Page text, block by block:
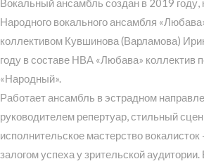
Вокальный ансамбль создан в 2019 году,
Народного вокального ансамбля
коллективом Кувшинова (Варламова)
году в составе НВА «Любава» коллектив
«Народный».
Работает ансамбль в эстрадном
руководителем репертуар, стильный
исполнительское мастерство вокалисток
залогом успеха у зрительской